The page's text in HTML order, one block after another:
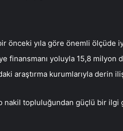
önceki yıla göre önemli ölçüde
finansmanı yoluyla 15,8 milyon
araştırma kurumlarıyla derin
nakil topluluğundan güçlü bir ilgi